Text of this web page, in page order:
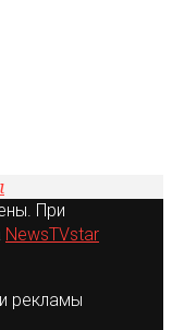
При
NewsTVstar
рекламы